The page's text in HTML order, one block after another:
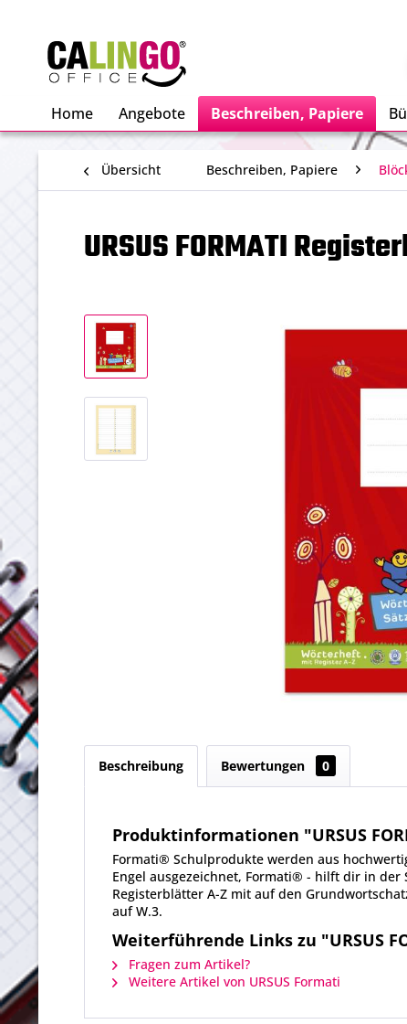
Home Angebote Beschreiben, Papiere
Übersicht Beschreiben, Papiere
URSUS FORMATI
Beschreibung Bewertungen 0
Produktinformationen "URSUS
Formati® Schulprodukte werden aus
Engel ausgezeichnet, Formati® - hilft dir in der
Registerblätter A-Z mit auf den
auf W.3.
Weiterführende Links zu "URSUS
Fragen zum Artikel?
Weitere Artikel von URSUS Formati